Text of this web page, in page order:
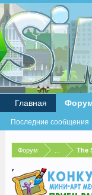
Форум The
Главная
Последние сообщения